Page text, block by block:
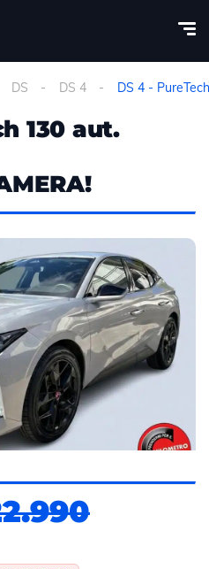
DS DS 4 DS 4 -
130 aut.